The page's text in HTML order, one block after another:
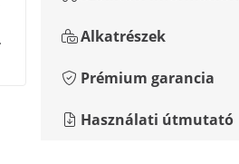
Alkatrészek
Prémium garancia
Használati útmutató